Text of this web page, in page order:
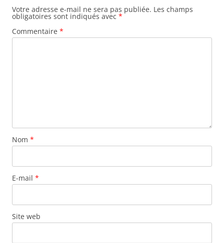
Votre adresse e-mail ne sera pas publiée. Les champs
obligatoires sont indiqués avec *
Commentaire *
Nom *
E-mail *
Site web